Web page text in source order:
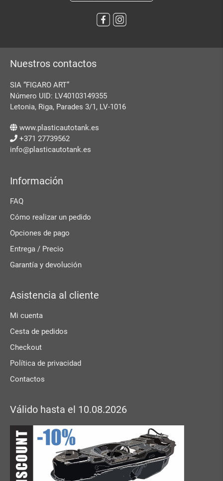
Nuestros contactos
SIA “FIGARO ART”
Número UID: LV40103149355
Letonia, Riga, Parades 3/1, LV-1016
www.plasticautotank.es
+371 27739562
info@plasticautotank.es
Información
FAQ
Cómo realizar un pedido
Opciones de pago
Entrega / Precio
Garantía y devolución
Asistencia al cliente
Mi cuenta
Cesta de pedidos
Checkout
Política de privacidad
Contactos
Válido hasta el 10.08.2026